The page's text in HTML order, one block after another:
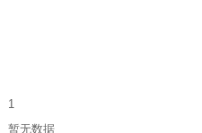
1
暂无数据